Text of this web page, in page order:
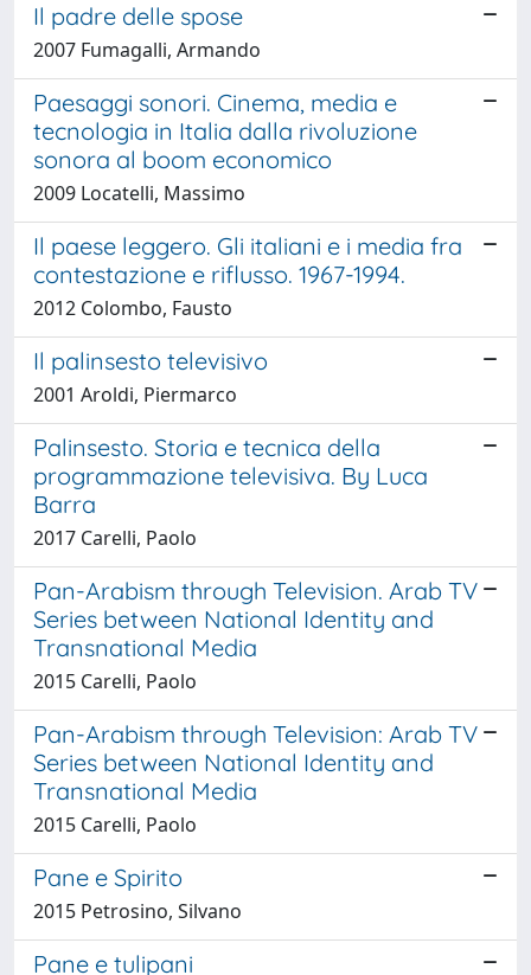
Il padre delle spose
2007 Fumagalli, Armando
Paesaggi sonori. Cinema, media e
tecnologia in Italia dalla rivoluzione
sonora al boom economico
2009 Locatelli, Massimo
Il paese leggero. Gli italiani e i media fra
contestazione e riflusso. 1967-1994.
2012 Colombo, Fausto
Il palinsesto televisivo
2001 Aroldi, Piermarco
Palinsesto. Storia e tecnica della
programmazione televisiva. By Luca
Barra
2017 Carelli, Paolo
Pan-Arabism through Television. Arab TV
Series between National Identity and
Transnational Media
2015 Carelli, Paolo
Pan-Arabism through Television: Arab TV
Series between National Identity and
Transnational Media
2015 Carelli, Paolo
Pane e Spirito
2015 Petrosino, Silvano
Pane e tulipani